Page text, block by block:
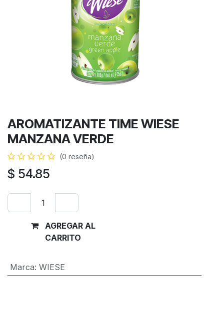
AROMATIZANTE TIME WIESE
MANZANA VERDE
(0 reseña)
$ 54.85
AGREGAR AL
CARRITO
Marca: WIESE